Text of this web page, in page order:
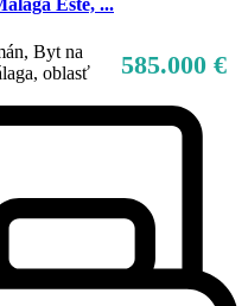
Este, ...
585.000 €
Byt na
oblasť